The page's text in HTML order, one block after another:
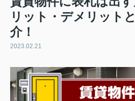
リット・デメリット
介！
2023.02.21